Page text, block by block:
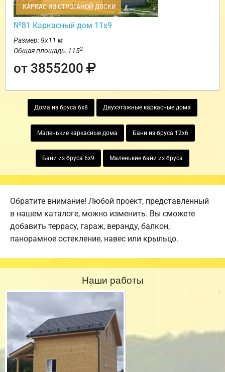
КАРКАС ИЗ СТРОГАНОЙ ДОСКИ
№81 Каркасный дом 11х9
Размер: 9х11 м
Общая площадь: 1152
от 3855200
Дома из бруса 6х8 Двухэтажные каркасные дома
Маленькие каркасные дома Бани из бруса 12х6
Бани из бруса 6х9 Маленькие бани из бруса
Обратите внимание! Любой проект, представленный
в нашем каталоге, можно изменить. Вы сможете
добавить террасу, гараж, веранду, балкон,
панорамное остекление, навес или крыльцо.
Наши работы